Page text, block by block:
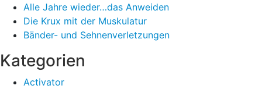
Alle Jahre wieder…das Anweiden
Die Krux mit der Muskulatur
Bänder- und Sehnenverletzungen
Kategorien
Activator